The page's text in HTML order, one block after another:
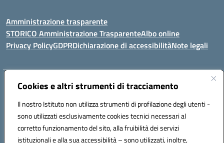
Cookies e altri strumenti di tracciamento
Il nostro Istituto non utilizza strumenti di profilazione degli utenti -
sono utilizzati esclusivamente cookies tecnici necessari al
corretto funzionamento del sito, alla fruibilità dei servizi
istituzionali e alla sua accessibilità – sono utilizzati, inoltre,
Amministrazione trasparente
STORICO Amministrazione TrasparenteAlbo online
Privacy PolicyGDPRDichiarazione di accessibilitàNote legali
Indirizzo:Piazza S. G. Bosco, 1 95014 Giarre (CT)
Posta elettronica certificata (PEC):ctic8az00a@pec.istruzione.it
Codice fiscale: 92001680872
Codice meccanografico: CTIC8AZ00A